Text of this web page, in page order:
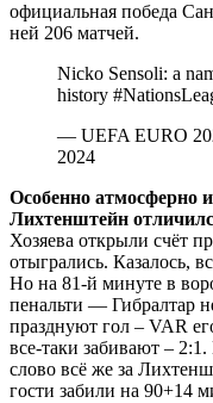
официальная победа
ней 206 матчей.
Nicko Sensoli: a
history
— UEFA EURO
2024
Особенно атмосферно
Лихтенштейн
Хозяева открыли счёт
отыгрались. Казалось,
Но на 81-й минуте в
пенальти — Гибралтар
празднуют гол – VAR
все-таки забивают –
слово всё же за
гости забили на 90+14